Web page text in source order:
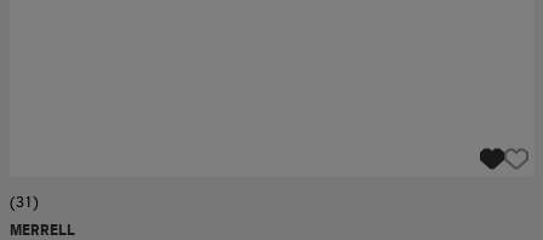
(31)
MERRELL